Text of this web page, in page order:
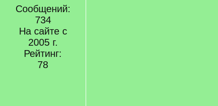
Сообщений:
734
На сайте с
2005 г.
Рейтинг:
78